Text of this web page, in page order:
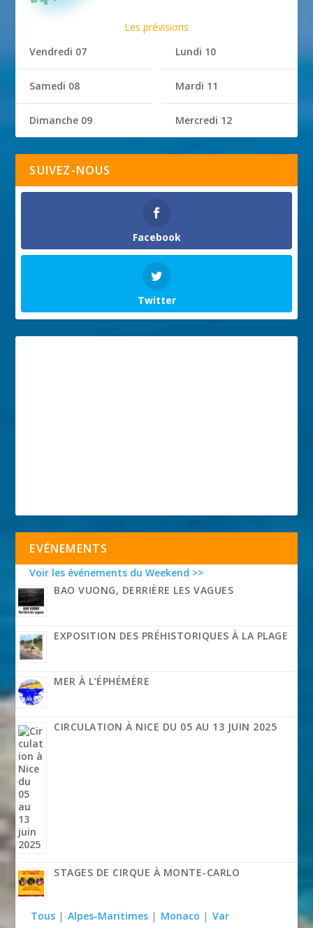
Les prévisions
Vendredi 07
Samedi 08
Dimanche 09
Lundi 10
Mardi 11
Mercredi 12
SUIVEZ-NOUS
Facebook
Twitter
EVÉNEMENTS
Voir les événements du Weekend >>
BAO VUONG, DERRIÈRE LES VAGUES
EXPOSITION DES PRÉHISTORIQUES À LA PLAGE
MER À L’ÉPHÉMÈRE
CIRCULATION À NICE DU 05 AU 13 JUIN 2025
STAGES DE CIRQUE À MONTE-CARLO
Tous | Alpes-Maritimes | Monaco | Var